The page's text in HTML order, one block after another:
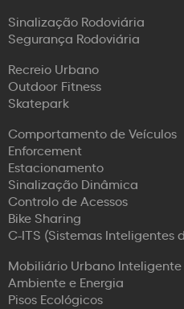
Sinalização Rodoviária
Segurança Rodoviária
Recreio Urbano
Outdoor Fitness
Skatepark
Comportamento de Veículos
Enforcement
Estacionamento
Sinalização Dinâmica
Controlo de Acessos
Bike Sharing
C-ITS (Sistemas Inteligentes
Mobiliário Urbano Inteligente
Ambiente e Energia
Pisos Ecológicos